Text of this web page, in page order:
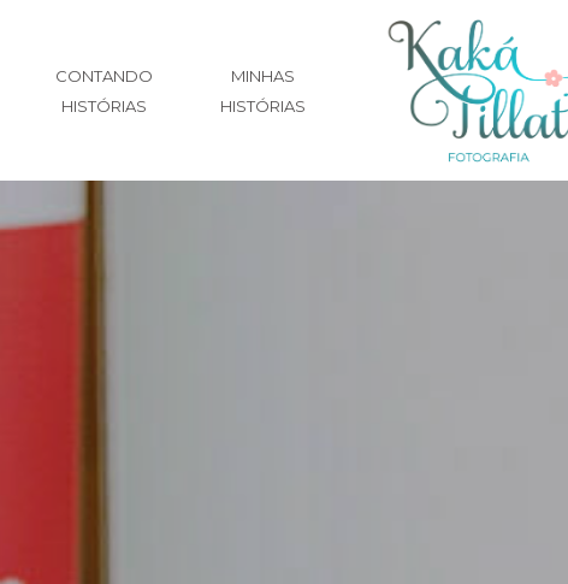
CONTANDO
HISTÓRIAS
MINHAS
HISTÓRIAS